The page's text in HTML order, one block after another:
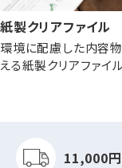
紙製クリアファイル
環境に配慮した内容
える紙製クリアファイル
11,000